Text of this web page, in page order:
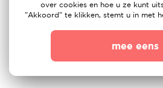
Aquapark, een van de grootste
Europa, en Tarzans, een enorm
Expatouders met kinderen die van
ook naar het Vienkocu Park gaan,
over cookies en hoe u ze kunt
"Akkoord" te klikken, stemt u in met
mee eens